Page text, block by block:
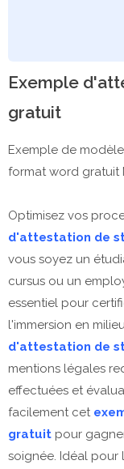
Exemple
gratuit
Exemple de
format word gratuit
Optimisez vos
d'attestation de
vous soyez un
cursus ou un
essentiel pour
l'immersion en
d'attestation de
mentions légales
effectuées et
facilement cet
gratuit pour
soignée. Idéal pour